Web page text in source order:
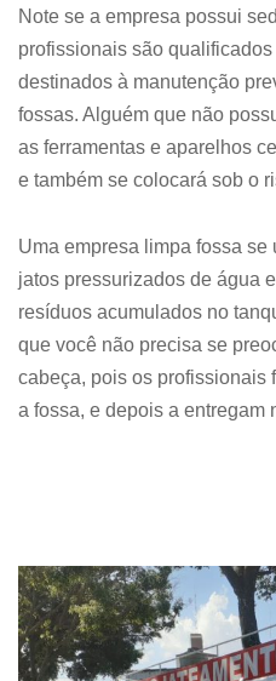
Note se a empresa possui
profissionais são
destinados à manutenção
fossas. Alguém que não
as ferramentas e aparelhos
e também se colocará sob o
Uma empresa limpa fossa
jatos pressurizados de água
resíduos acumulados no
que você não precisa se
cabeça, pois os profissionais
a fossa, e depois a entregam